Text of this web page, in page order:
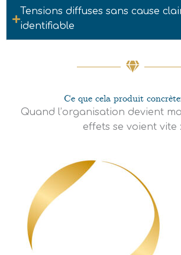
Tensions diffuses sans cause
identifiable
Ce que cela produit
Quand l’organisation devient
effets se voient vite :